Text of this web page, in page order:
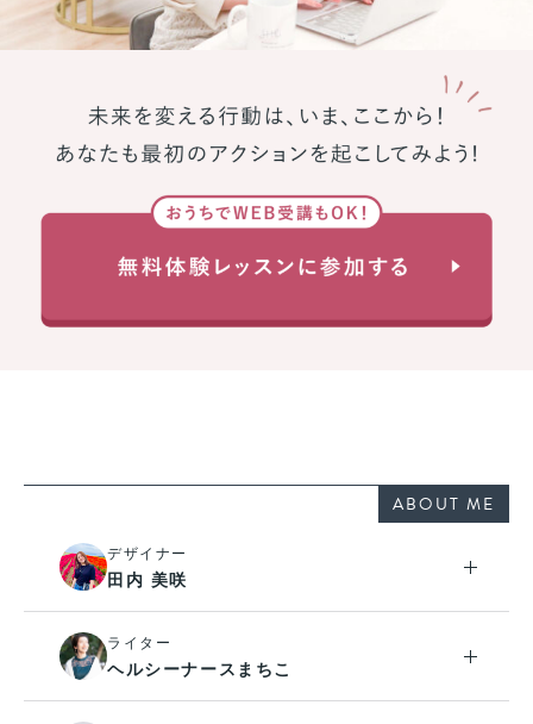
ABOUT ME
デザイナー
田内 美咲
ライター
ヘルシーナースまちこ